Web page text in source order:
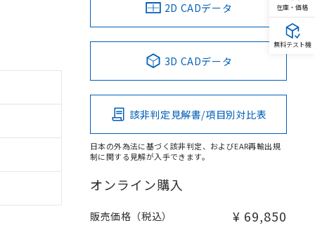
2D CADデータ
3D CADデータ
該非判定見解書/項目別対比表
日本の外為法に基づく該非判定、およびEAR再輸出規
制に関する見解が入手できます。
オンライン購入
販売価格（税込） ¥ 69,850
在庫・価格
無料テスト機